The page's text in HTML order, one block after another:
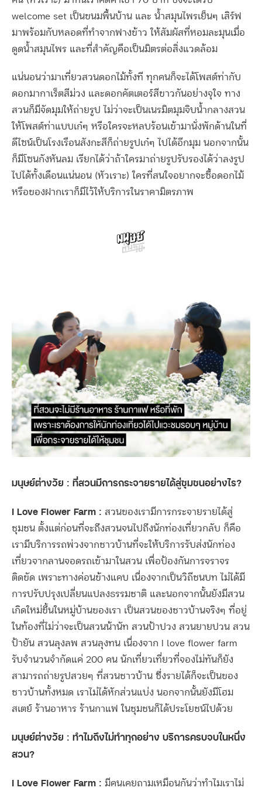
welcome set เป็นขนมพื้นบ้าน และ น้ำสมุนไพรเย็นๆ เสิร์ฟ
มาพร้อมกับหลอดที่ทำจากฟางข้าว ให้สัมผัสที่หอมละมุนเมื่อ
ดูดน้ำสมุนไพร และที่สำคัญคือเป็นมิตรต่อสิ่งแวดล้อม
แน่นอนว่ามาเที่ยวสวนดอกไม้ทั้งที ทุกคนก็จะได้โพสต์ท่ากับ
ดอกมากาเร็ตสีม่วง และดอกคัตเตอร์สีขาวกันอย่างจุใจ ทาง
สวนก็มีจัดมุมให้ถ่ายรูป ไม่ว่าจะเป็นเนรมิตมุมจิบน้ำกลางสวน
ให้โพสต์ท่าแบบเก๋ๆ หรือใครจะหลบร้อนเข้ามานั่งพักด้านในที่
ดีไซน์เป็นโรงเรือนสังกะสีก็ถ่ายรูปเก๋ๆ ไปได้อีกมุม นอกจากนั้น
ก็มีโซนกังหันลม เรียกได้ว่าถ้าใครมาถ่ายรูปรับรองได้ว่าลงรูป
ไปได้ทั้งเดือนแน่นอน (หัวเราะ) ใครที่สนใจอยากจะซื้อดอกไม้
หรือของฝากเราก็มีไว้ให้บริการในราคามิตรภาพ
มนุษย์ต่างวัย : ที่สวนมีการกระจายรายได้สู่ชุมชนอย่างไร?
I Love Flower Farm : สวนของเรามีการกระจายรายได้สู่
ชุมชน ตั้งแต่ก่อนที่จะถึงสวนจนไปถึงนักท่องเที่ยวกลับ ก็คือ
เรามีบริการรถพ่วงจากชาวบ้านที่จะให้บริการรับส่งนักท่อง
เที่ยวจากลานจอดรถเข้ามาในสวน เพื่อป้องกันการจราจร
ติดขัด เพราะทางค่อนข้างแคบ เนื่องจากเป็นวิถีชนบท ไม่ได้มี
การปรับปรุงเปลี่ยนแปลงธรรมชาติ และนอกจากนั้นยังมีสวน
เกิดใหม่ขึ้นในหมู่บ้านของเรา เป็นสวนของชาวบ้านจริงๆ ที่อยู่
ในท้องที่ไม่ว่าจะเป็นสวนน้านัท สวนป้าปวง สวนยายปวน สวน
ป้ายัน สวนลุงลพ สวนลุงทน เนื่องจาก I love flower farm
รับจำนวนจำกัดแค่ 200 คน นักเที่ยวเที่ยวที่จองไม่ทันก็ยัง
สามารถถ่ายรูปสวยๆ ที่สวนชาวบ้าน ซึ่งรายได้ก็จะเป็นของ
ชาวบ้านทั้งหมด เราไม่ได้หักส่วนแบ่ง นอกจากนั้นยังมีโฮม
สเตย์ ร้านอาหาร ร้านกาแฟ ในชุมชนก็ได้ประโยชน์ไปด้วย
มนุษย์ต่างวัย : ทำไมถึงไม่ทำทุกอย่าง บริการครบจบในหนึ่ง
สวน?
I Love Flower Farm : มีคนเคยถามเหมือนกันว่าทำไมเราไม่